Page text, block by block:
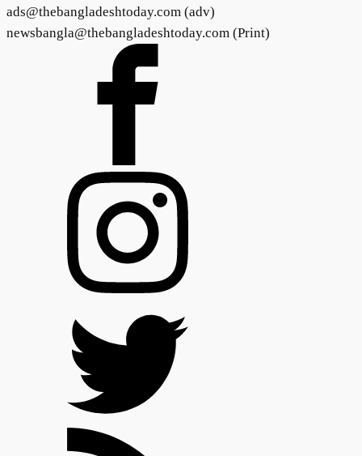
ads@thebangladeshtoday.com (adv)
newsbangla@thebangladeshtoday.com (Print)